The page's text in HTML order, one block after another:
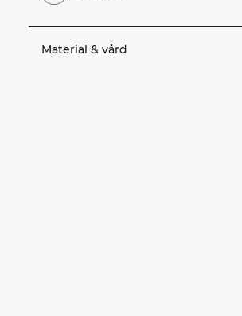
Material & vård